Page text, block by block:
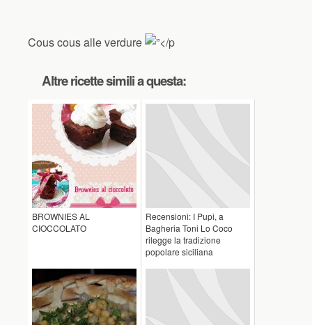
Cous cous alle verdure
Altre ricette simili a questa:
BROWNIES AL
CIOCCOLATO
Recensioni: I Pupi, a
Bagheria Toni Lo Coco
rilegge la tradizione
popolare siciliana